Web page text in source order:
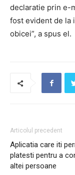
declaratie prin e-
fost evident de la
obicei”, a spus el.
Articolul precedent
Aplicatia care iti
platesti pentru a
altei persoane